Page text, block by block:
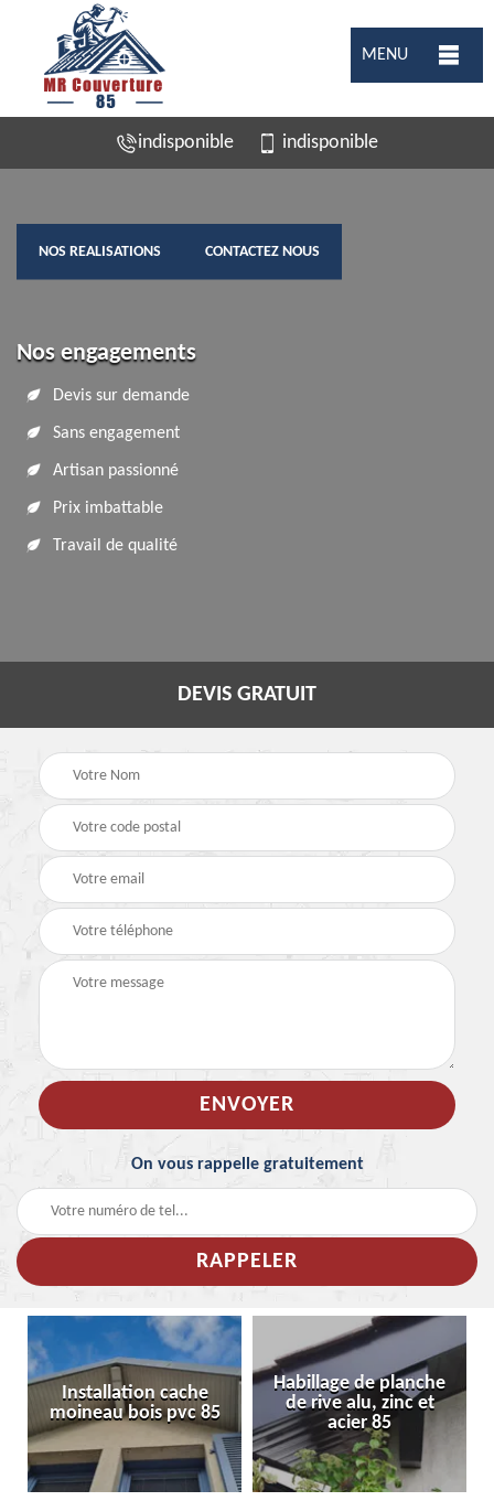
MENU
indisponible indisponible
NOS REALISATIONS CONTACTEZ NOUS
Nos engagements
Devis sur demande
Sans engagement
Artisan passionné
Prix imbattable
Travail de qualité
DEVIS GRATUIT
On vous rappelle gratuitement
Installation cache
moineau bois pvc 85
Habillage de planche
de rive alu, zinc et
acier 85